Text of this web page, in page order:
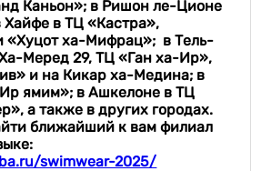
Каньон»; в Ришон ле-Ционе
Хайфе в ТЦ «Кастра»,
«Хуцот ха-Мифрац»; в Тель-
Меред 29, ТЦ «Ган ха-Ир»,
и на Кикар ха-Медина; в
ямим»; в Ашкелоне в ТЦ
а также в других городах.
ближайший к вам филиал
swimwear-2025/